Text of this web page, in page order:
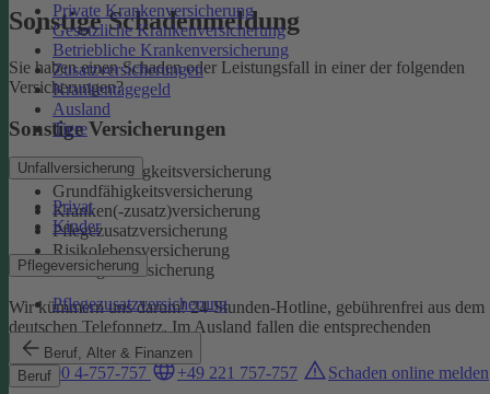
Private Krankenversicherung
Gesetzliche Krankenversicherung
Betriebliche Krankenversicherung
Zusatzversicherungen
Krankentagegeld
Ausland
Tiere
Unfallversicherung
Privat
Kinder
Pflegeversicherung
Pflegezusatzversicherung
Beruf, Alter & Finanzen
Beruf
Sonstige Schadenmeldung
Sie haben einen Schaden oder Leistungsfall in einer der folgenden
Versicherungen?
Sonstige Versicherungen
Berufsunfähigkeitsversicherung
Grundfähigkeitsversicherung
Kranken(-zusatz)versicherung
Pflegezusatzversicherung
Risikolebensversicherung
Sterbegeldversicherung
Wir kümmern uns darum!24-Stunden-Hotline, gebührenfrei aus dem
deutschen Telefonnetz. Im Ausland fallen die entsprechenden
Landesgebühren an:
0800 4-757-757
+49 221 757-757 Schaden online melden